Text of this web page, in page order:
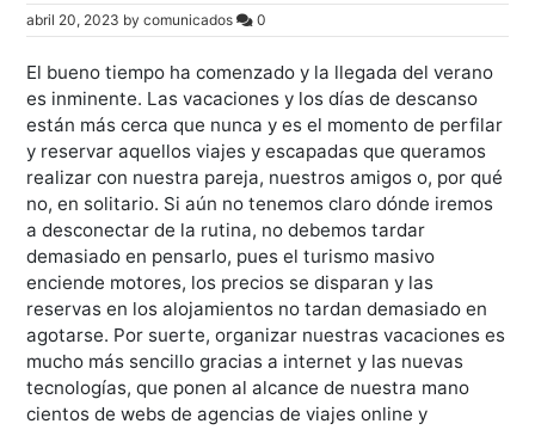
abril 20, 2023 bycomunicados 0
El bueno tiempo ha comenzado y la llegada del verano
es inminente. Las vacaciones y los días de descanso
están más cerca que nunca y es el momento de perfilar
y reservar aquellos viajes y escapadas que queramos
realizar con nuestra pareja, nuestros amigos o, por qué
no, en solitario. Si aún no tenemos claro dónde iremos
a desconectar de la rutina, no debemos tardar
demasiado en pensarlo, pues el turismo masivo
enciende motores, los precios se disparan y las
reservas en los alojamientos no tardan demasiado en
agotarse. Por suerte, organizar nuestras vacaciones es
mucho más sencillo gracias a internet y las nuevas
tecnologías, que ponen al alcance de nuestra mano
cientos de webs de agencias de viajes online y